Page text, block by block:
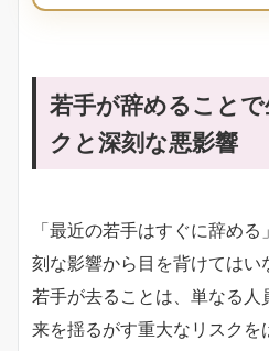
若手が辞めること
クと深刻な悪影響
「最近の若手はすぐに辞め
刻な影響から目を背けては
若手が去ることは、単なる
来を揺るがす重大なリスクを